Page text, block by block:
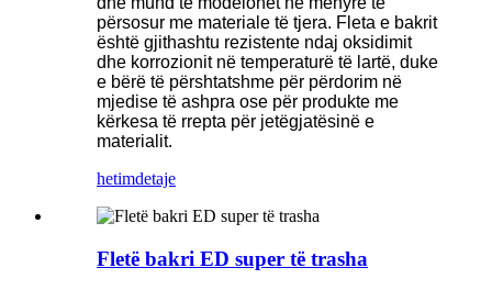
përsosur me materiale të tjera. Fleta e bakrit
është gjithashtu rezistente ndaj oksidimit
dhe korrozionit në temperaturë të lartë, duke
e bërë të përshtatshme për përdorim në
mjedise të ashpra ose për produkte me
kërkesa të rrepta për jetëgjatësinë e
materialit.
hetimdetaje
Fletë bakri ED super të trasha